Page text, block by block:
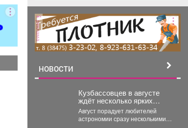
реклама
НОВОСТИ
Кузбассовцев в августе
ждёт несколько ярких
астрономических событий
Август порадует любителей
астрономии сразу несколькими